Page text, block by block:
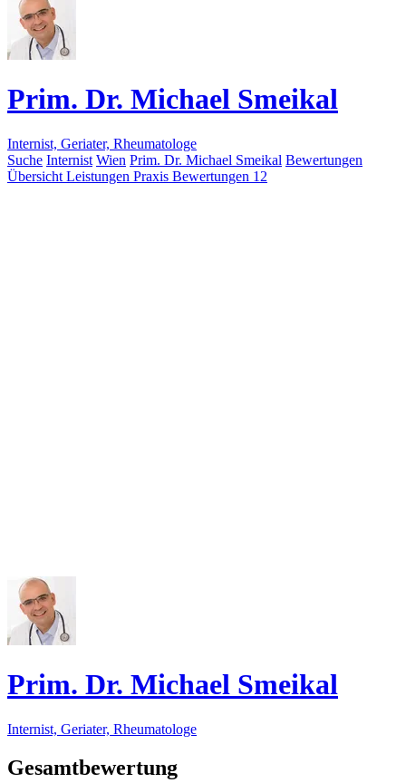
Prim. Dr. Michael Smeikal
Internist, Geriater, Rheumatologe
Suche Internist Wien Prim. Dr. Michael Smeikal Bewertungen
Übersicht Leistungen Praxis Bewertungen 12
Prim. Dr. Michael Smeikal
Internist, Geriater, Rheumatologe
Gesamtbewertung